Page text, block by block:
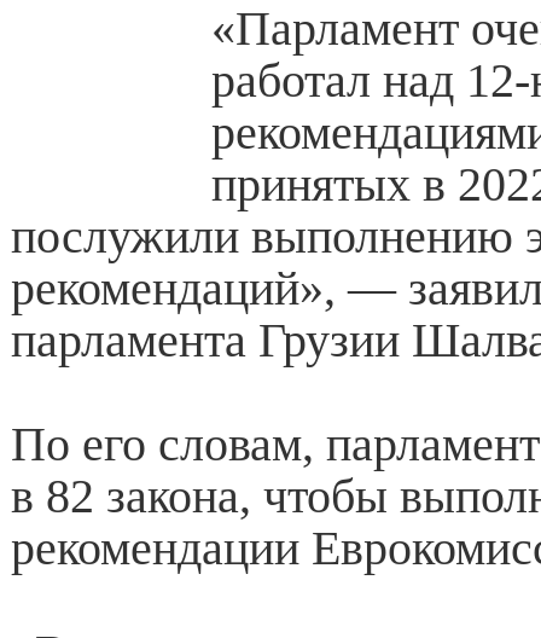
«Парламент
работал над
принятых в
послужили выполнению
рекомендаций», —
парламента Грузии
По его словам,
в 82 закона, чтобы
рекомендации